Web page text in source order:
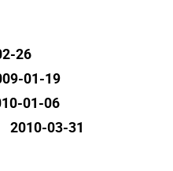
26
01-19
01-06
2010-03-31